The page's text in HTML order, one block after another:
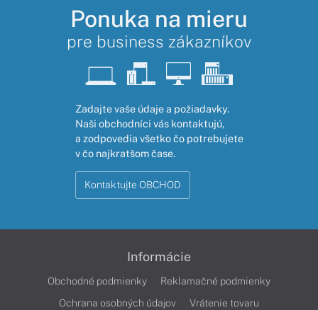
Ponuka na mieru
pre business zákazníkov
Zadajte vaše údaje a požiadavky.
Naši obchodníci vás kontaktujú,
a zodpovedia všetko čo potrebujete
v čo najkratšom čase.
Kontaktujte OBCHOD
Informácie
Obchodné podmienky
Reklamačné podmienky
Ochrana osobných údajov
Vrátenie tovaru